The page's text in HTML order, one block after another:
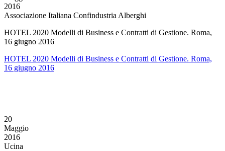
2016
Associazione Italiana Confindustria Alberghi
HOTEL 2020 Modelli di Business e Contratti di Gestione. Roma,
16 giugno 2016
HOTEL 2020 Modelli di Business e Contratti di Gestione. Roma,
16 giugno 2016
20
Maggio
2016
Ucina